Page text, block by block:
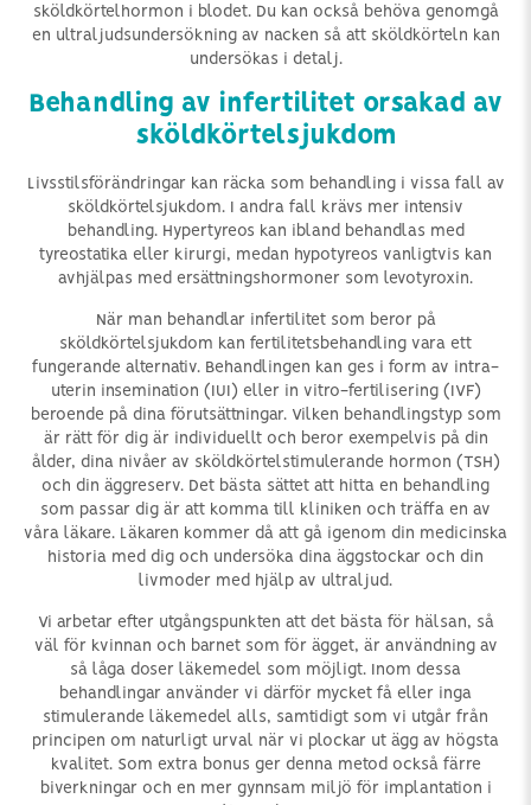
sköldkörtelhormon i blodet. Du kan också behöva genomgå
en ultraljudsundersökning av nacken så att sköldkörteln kan
undersökas i detalj.
Behandling av infertilitet orsakad av
sköldkörtelsjukdom
Livsstilsförändringar kan räcka som behandling i vissa fall av
sköldkörtelsjukdom. I andra fall krävs mer intensiv
behandling. Hypertyreos kan ibland behandlas med
tyreostatika eller kirurgi, medan hypotyreos vanligtvis kan
avhjälpas med ersättningshormoner som levotyroxin.
När man behandlar infertilitet som beror på
sköldkörtelsjukdom kan fertilitetsbehandling vara ett
fungerande alternativ. Behandlingen kan ges i form av intra-
uterin insemination (IUI) eller in vitro-fertilisering (IVF)
beroende på dina förutsättningar. Vilken behandlingstyp som
är rätt för dig är individuellt och beror exempelvis på din
ålder, dina nivåer av sköldkörtelstimulerande hormon (TSH)
och din äggreserv. Det bästa sättet att hitta en behandling
som passar dig är att komma till kliniken och träffa en av
våra läkare. Läkaren kommer då att gå igenom din medicinska
historia med dig och undersöka dina äggstockar och din
livmoder med hjälp av ultraljud.
Vi arbetar efter utgångspunkten att det bästa för hälsan, så
väl för kvinnan och barnet som för ägget, är användning av
så låga doser läkemedel som möjligt. Inom dessa
behandlingar använder vi därför mycket få eller inga
stimulerande läkemedel alls, samtidigt som vi utgår från
principen om naturligt urval när vi plockar ut ägg av högsta
kvalitet. Som extra bonus ger denna metod också färre
biverkningar och en mer gynnsam miljö för implantation i